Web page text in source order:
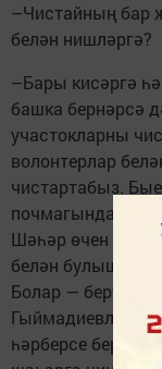
–Чистайның бар
белән нишләргә?
–Бары кисәргә
башка бернәрсә
участокларны
волонтерлар
чистартабыз.
почмагында зур
Шәһәр өчен
белән булышкан
Болар —
Гыймадиевлар.
һәрберсе берәр